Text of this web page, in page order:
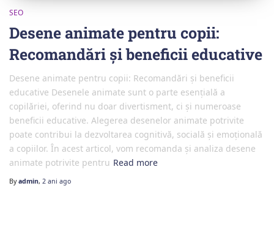
SEO
Desene animate pentru copii:
Recomandări și beneficii educative
Desene animate pentru copii: Recomandări și beneficii
educative Desenele animate sunt o parte esențială a
copilăriei, oferind nu doar divertisment, ci și numeroase
beneficii educative. Alegerea desenelor animate potrivite
poate contribui la dezvoltarea cognitivă, socială și emoțională
a copiilor. În acest articol, vom recomanda și analiza desene
animate potrivite pentru Read more
Byadmin, 2 ani ago